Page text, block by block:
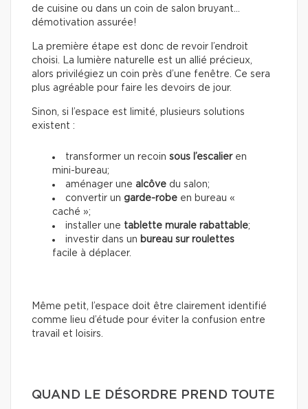
de cuisine ou dans un coin de salon bruyant…
démotivation assurée!
La première étape est donc de revoir l’endroit
choisi. La lumière naturelle est un allié précieux,
alors privilégiez un coin près d’une fenêtre. Ce sera
plus agréable pour faire les devoirs de jour.
Sinon, si l’espace est limité, plusieurs solutions
existent :
transformer un recoin sous l’escalieren
mini-bureau;
aménager une alcôve du salon;
convertir un garde-robe en bureau «
caché »;
installer une tablette murale rabattable;
investir dans un bureau sur roulettes
facile à déplacer.
Même petit, l’espace doit être clairement identifié
comme lieu d’étude pour éviter la confusion entre
travail et loisirs.
QUAND LE DÉSORDRE PREND TOUTE